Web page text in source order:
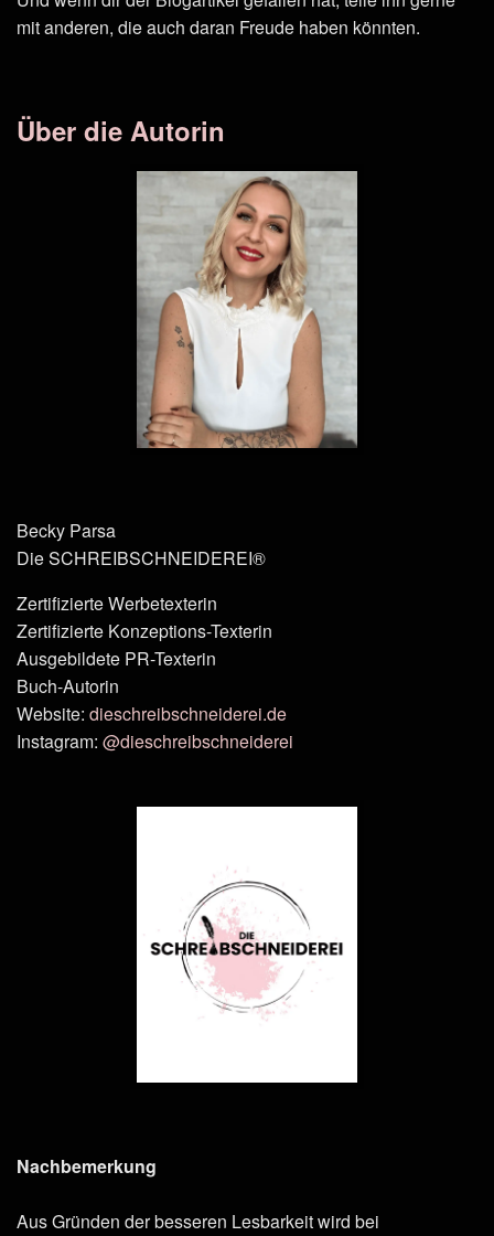
mit anderen, die auch daran Freude haben könnten.
Über die Autorin
Becky Parsa
Die SCHREIBSCHNEIDEREI®
Zertifizierte Werbetexterin
Zertifizierte Konzeptions-Texterin
Ausgebildete PR-Texterin
Buch-Autorin
Website: dieschreibschneiderei.de
Instagram: @dieschreibschneiderei
Nachbemerkung
Aus Gründen der besseren Lesbarkeit wird bei